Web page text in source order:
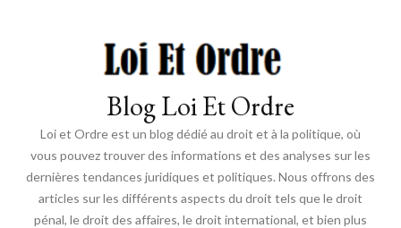
Blog Loi Et Ordre
Loi et Ordre est un blog dédié au droit et à la politique, où
vous pouvez trouver des informations et des analyses sur les
dernières tendances juridiques et politiques. Nous offrons des
articles sur les différents aspects du droit tels que le droit
pénal, le droit des affaires, le droit international, et bien plus